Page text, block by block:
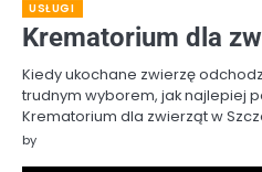
USŁUGI
Krematorium dla
Kiedy ukochane zwierzę
trudnym wyborem, jak najlepiej
Krematorium dla zwierząt w
by